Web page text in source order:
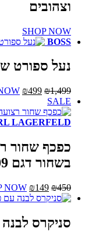
SHOP
ספורט שחורה
המחיר
המקורי
היה:
₪1,499.
₪499 המחיר
הנוכחי
הוא:
₪499.
SHOP NOW
יש
ניתן
את
KARL
שחור רצועה
דגם 09
המחיר
המקורי
המחיר
הנוכחי
₪149.
SHOP NOWלמוצר
זה
מספר
סוגים. לבנה עם